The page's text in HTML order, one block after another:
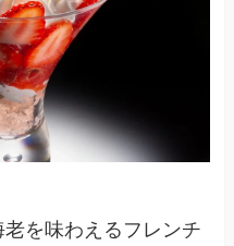
を味わえるフレンチ